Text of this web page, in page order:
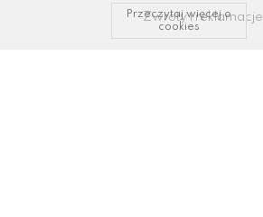
Zwroty i reklamacje
Przeczytaj więcej o
cookies